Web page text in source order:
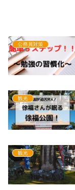
公務員対策
観光
観光